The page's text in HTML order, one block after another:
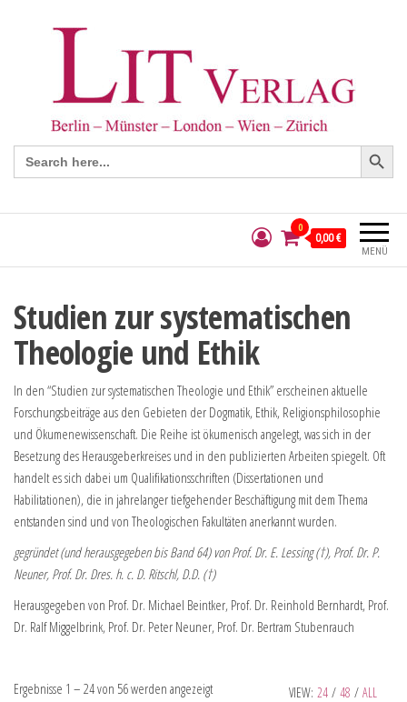
Search
for:
Search Button
MENÜ
0
0,00 €
Studien zur systematischen
Theologie und Ethik
In den “Studien zur systematischen Theologie und Ethik” erscheinen aktuelle
Forschungsbeiträge aus den Gebieten der Dogmatik, Ethik, Religionsphilosophie
und Ökumenewissenschaft. Die Reihe ist ökumenisch angelegt, was sich in der
Besetzung des Herausgeberkreises und in den publizierten Arbeiten spiegelt. Oft
handelt es sich dabei um Qualifikationsschriften (Dissertationen und
Habilitationen), die in jahrelanger tiefgehender Beschäftigung mit dem Thema
entstanden sind und von Theologischen Fakultäten anerkannt wurden.
gegründet (und herausgegeben bis Band 64) von Prof. Dr. E. Lessing (†), Prof. Dr. P.
Neuner, Prof. Dr. Dres. h. c. D. Ritschl, D.D. (†)
Herausgegeben von Prof. Dr. Michael Beintker, Prof. Dr. Reinhold Bernhardt, Prof.
Dr. Ralf Miggelbrink, Prof. Dr. Peter Neuner, Prof. Dr. Bertram Stubenrauch
VIEW: 24 / 48 / ALL
Ergebnisse 1 – 24 von 56 werden angezeigt